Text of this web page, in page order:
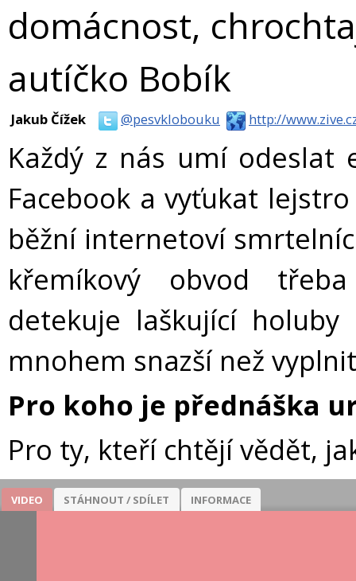
domácnost,
autíčko Bobík
Jakub Čížek @pesvklobouku http://
Každý z nás umí odeslat
Facebook a vyťukat
běžní internetoví
křemíkový obvod
detekuje laškující
mnohem snazší než
Pro koho je přednáška
Pro ty, kteří chtějí vědět,
VIDEO STÁHNOUT / SDÍLET INFORMACE